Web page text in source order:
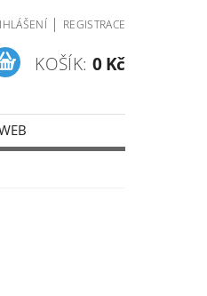
| REGISTRACE
KOŠÍK: 0 Kč